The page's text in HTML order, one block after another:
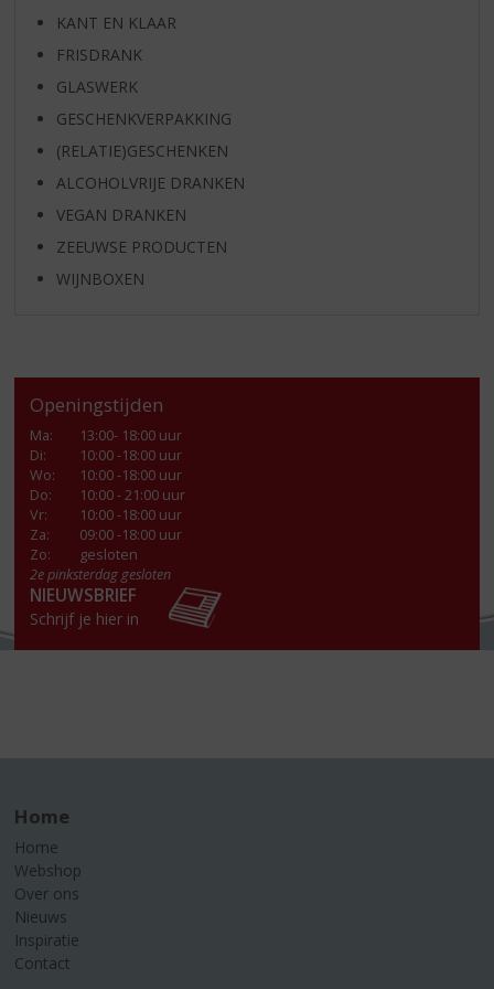
KANT EN KLAAR
FRISDRANK
GLASWERK
GESCHENKVERPAKKING
(RELATIE)GESCHENKEN
ALCOHOLVRIJE DRANKEN
VEGAN DRANKEN
ZEEUWSE PRODUCTEN
WIJNBOXEN
Openingstijden
Ma:
13:00- 18:00 uur
Di:
10:00 -18:00 uur
Wo:
10:00 -18:00 uur
Do:
10:00 - 21:00 uur
Vr:
10:00 -18:00 uur
Za:
09:00 -18:00 uur
Zo:
gesloten
2e pinksterdag gesloten
NIEUWSBRIEF
Schrijf je hier in
Home
Home
Webshop
Over ons
Nieuws
Inspiratie
Contact